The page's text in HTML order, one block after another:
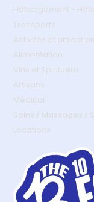
Hébergement -
Transports
Activités et
Alimentation
Vins et Spiritueux
Artisans
Médical
Soins / Massages /
Locations